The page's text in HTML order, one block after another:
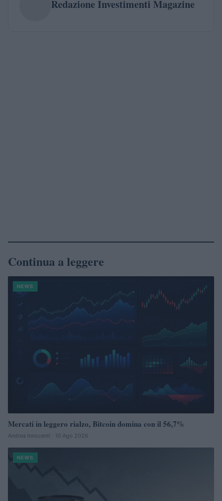
Redazione Investimenti Magazine
Continua a leggere
NEWS
Mercati in leggero rialzo, Bitcoin domina con il 56,7%
Andrea Innocenti · 10 Ago 2026
NEWS